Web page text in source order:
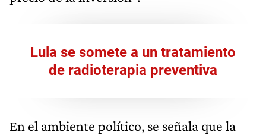
Lula se somete a un tratamiento
de radioterapia preventiva
En el ambiente político, se señala que la